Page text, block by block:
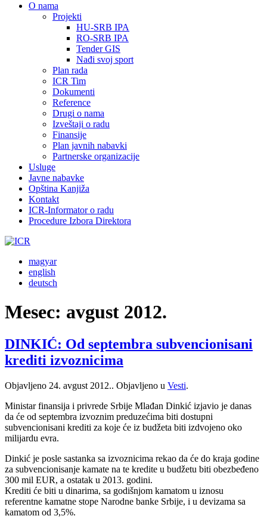
О nama
Projekti
HU-SRB IPA
RO-SRB IPA
Tender GIS
Nađi svoj sport
Plan rada
ICR Tim
Dokumenti
Reference
Drugi o nama
Izveštaji o radu
Finansije
Plan javnih nabavki
Partnerske organizacije
Usluge
Javne nabavke
Opština Kanjiža
Kontakt
ICR-Informator o radu
Procedure Izbora Direktora
magyar
english
deutsch
Mesec: avgust 2012.
DINKIĆ: Od septembra subvencionisani
krediti izvoznicima
Objavljeno 24. avgust 2012.. Objavljeno u Vesti.
Ministar finansija i privrede Srbije Mlađan Dinkić izjavio je danas
da će od septembra izvoznim preduzećima biti dostupni
subvencionisani krediti za koje će iz budžeta biti izdvojeno oko
milijardu evra.
Dinkić je posle sastanka sa izvoznicima rekao da će do kraja godine
za subvencionisanje kamate na te kredite u budžetu biti obezbeđeno
300 mil EUR, a ostatak u 2013. godini.
Krediti će biti u dinarima, sa godišnjom kamatom u iznosu
referentne kamatne stope Narodne banke Srbije, i u devizama sa
kamatom od 3,5%.